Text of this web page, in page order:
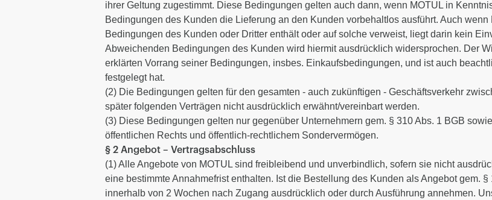
ihrer Geltung zugestimmt. Diese Bedingungen gelten auch dann, wenn MOTUL in
Bedingungen des Kunden die Lieferung an den Kunden vorbehaltlos ausführt. Auch
Bedingungen des Kunden oder Dritter enthält oder auf solche verweist, liegt darin kein
Abweichenden Bedingungen des Kunden wird hiermit ausdrücklich widersprochen. Der
erklärten Vorrang seiner Bedingungen, insbes. Einkaufsbedingungen, und ist auch
festgelegt hat.
(2) Die Bedingungen gelten für den gesamten - auch zukünftigen - Geschäftsverkehr
später folgenden Verträgen nicht ausdrücklich erwähnt/vereinbart werden.
(3) Diese Bedingungen gelten nur gegenüber Unternehmern gem. § 310 Abs. 1 BGB
öffentlichen Rechts und öffentlich-rechtlichem Sondervermögen.
§ 2 Angebot – Vertragsabschluss
(1) Alle Angebote von MOTUL sind freibleibend und unverbindlich, sofern sie nicht
eine bestimmte Annahmefrist enthalten. Ist die Bestellung des Kunden als Angebot gem.
innerhalb von 2 Wochen nach Zugang ausdrücklich oder durch Ausführung annehmen.